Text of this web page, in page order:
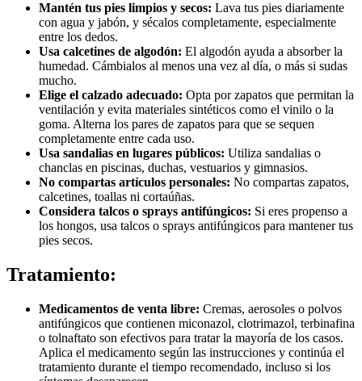
Mantén tus pies limpios y secos: Lava tus pies diariamente
con agua y jabón, y sécalos completamente, especialmente
entre los dedos.
Usa calcetines de algodón: El algodón ayuda a absorber la
humedad. Cámbialos al menos una vez al día, o más si sudas
mucho.
Elige el calzado adecuado: Opta por zapatos que permitan la
ventilación y evita materiales sintéticos como el vinilo o la
goma. Alterna los pares de zapatos para que se sequen
completamente entre cada uso.
Usa sandalias en lugares públicos: Utiliza sandalias o
chanclas en piscinas, duchas, vestuarios y gimnasios.
No compartas artículos personales: No compartas zapatos,
calcetines, toallas ni cortaúñas.
Considera talcos o sprays antifúngicos: Si eres propenso a
los hongos, usa talcos o sprays antifúngicos para mantener tus
pies secos.
Tratamiento:
Medicamentos de venta libre: Cremas, aerosoles o polvos
antifúngicos que contienen miconazol, clotrimazol, terbinafina
o tolnaftato son efectivos para tratar la mayoría de los casos.
Aplica el medicamento según las instrucciones y continúa el
tratamiento durante el tiempo recomendado, incluso si los